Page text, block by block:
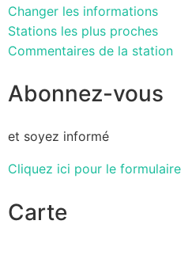
Changer les informations
Stations les plus proches
Commentaires de la station
Abonnez-vous
et soyez informé
Cliquez ici pour le formulaire
Carte